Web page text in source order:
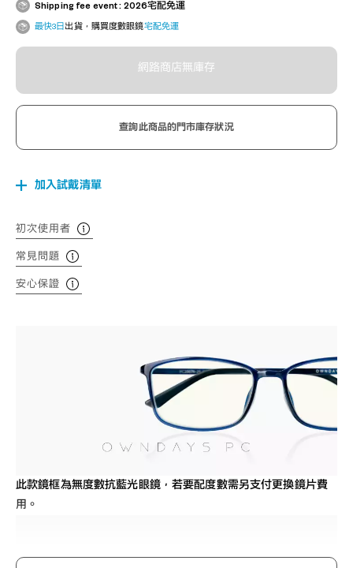
Shipping fee event : 2026宅配免運
最快3日 出貨，購買度數眼鏡宅配免運
網路商店無庫存
查詢此商品的門市庫存狀況
加入試戴清單
初次使用者
常見問題
安心保證
此款鏡框為無度數抗藍光眼鏡，若要配度數需另支付更換鏡片費
用。